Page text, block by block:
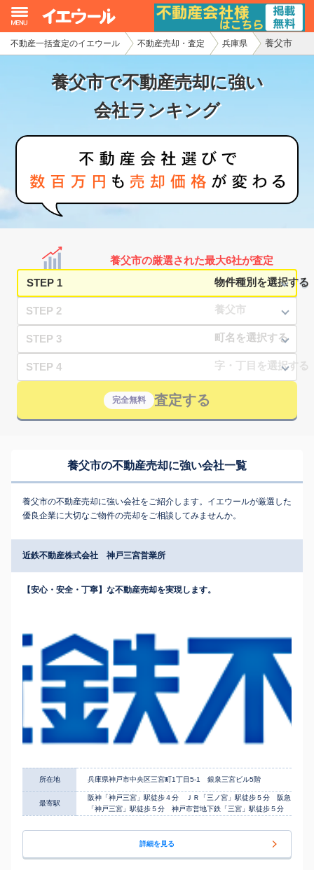
不動産一括査定のイエウール 不動産売却・査定 兵庫県 養父市
養父市で不動産売却に強い
会社ランキング
養父市の厳選された最大6社が査定
STEP 1
STEP 2
STEP 3
STEP 4
完全無料 査定する
養父市の不動産売却に強い会社一覧
養父市の不動産売却に強い会社をご紹介します。イエウールが厳選した
優良企業に大切なご物件の売却をご相談してみませんか。
近鉄不動産株式会社 神戸三宮営業所
【安心・安全・丁寧】な不動産売却を実現します。
所在地 兵庫県神戸市中央区三宮町1丁目5-1 銀泉三宮ビル5階
最寄駅
阪神「神戸三宮」駅徒歩４分 ＪＲ「三ノ宮」駅徒歩５分 阪急
「神戸三宮」駅徒歩５分 神戸市営地下鉄「三宮」駅徒歩５分
詳細を見る
イエウール加盟希望の不動産会社様
初めての方へ
不動産の売却・一括査定
家査定シミュレーター
お問い合わせ